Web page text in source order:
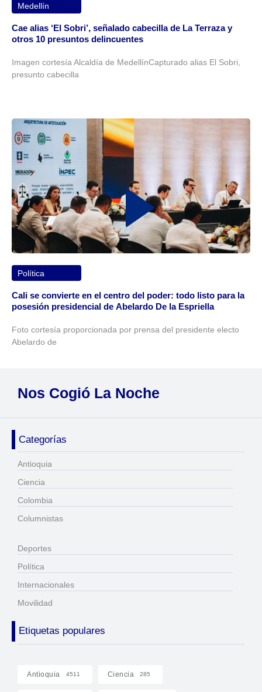
Medellín
Cae alias ‘El Sobri’, señalado cabecilla de La Terraza y
otros 10 presuntos delincuentes
Imagen cortesía Alcaldía de MedellínCapturado alias El Sobri,
presunto cabecilla
Política
Cali se convierte en el centro del poder: todo listo para la
posesión presidencial de Abelardo De la Espriella
Foto cortesía proporcionada por prensa del presidente electo
Abelardo de
Nos Cogió La Noche
Categorías
Antioquia
Ciencia
Colombia
Columnistas
Deportes
Política
Internacionales
Movilidad
Etiquetas populares
Antioquia 4511 Ciencia 285